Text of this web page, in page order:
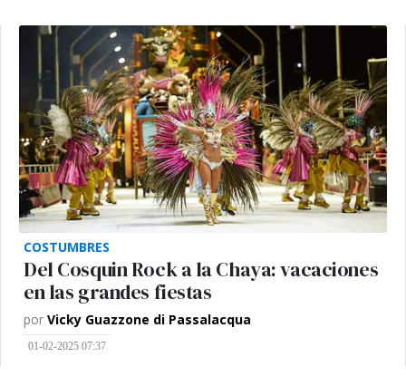
COSTUMBRES
Del Cosquin Rock a la Chaya: vacaciones
en las grandes fiestas
por Vicky Guazzone di Passalacqua
01-02-2025 07:37